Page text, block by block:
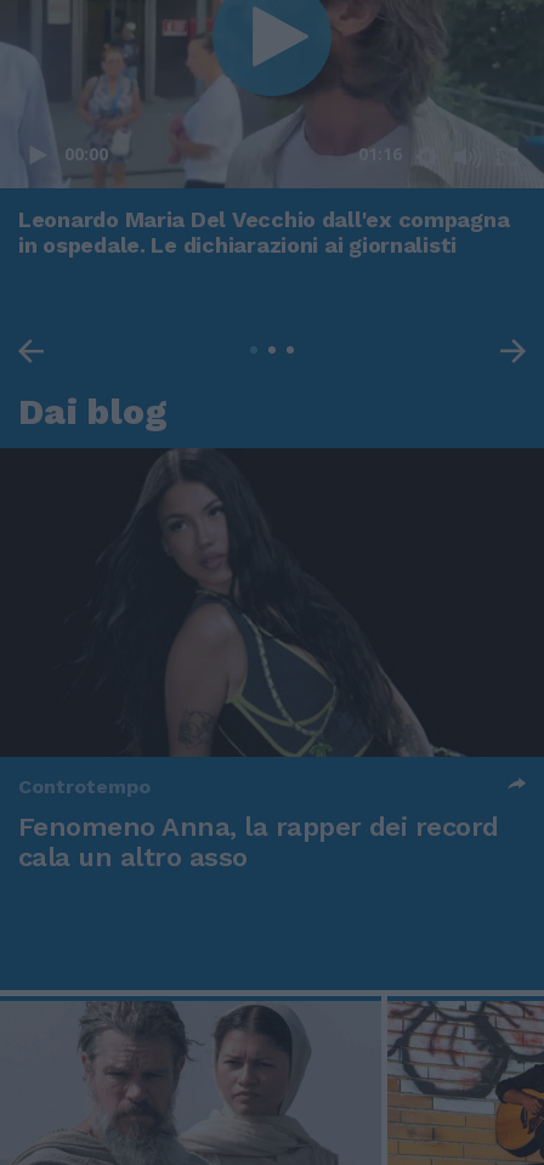
00:00 01:16
Leonardo Maria Del Vecchio dall'ex compagna
in ospedale. Le dichiarazioni ai giornalisti
Dai blog
Controtempo
Fenomeno Anna, la rapper dei record
cala un altro asso